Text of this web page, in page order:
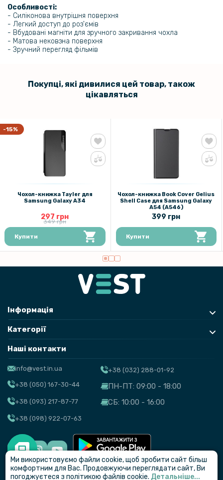
Особливості:
- Силіконова внутрішня поверхня
- Легкий доступ до роз'ємів
- Вбудовані магніти для зручного закривання чохла
- Матова нековзна поверхня
- Зручний перегляд фільмів
Покупці, які дивилися цей товар, також
цікавляться
-15%
Чохол-книжка Tayler для
Samsung Galaxy A34
297 грн
349 грн
Купити
Чохол-книжка Book Cover Gelius
Shell Case для Samsung Galaxy
A54 (A546)
399 грн
Купити
Інформація
Категорії
Наші контакти
info@vest.in.ua
+38 (050) 167-30-44
+38 (093) 217-87-77
+38 (098) 922-07-63
+38 (032) 288-01-92
ПН-ПТ: 09:00 - 18:00
СБ: 10:00 - 16:00
© VEST
Ми використовуємо файли cookie, щоб зробити сайт більш
комфортним для Вас. Продовжуючи переглядати сайт, Ви
погоджуєтеся з політикою файлів cookie. Детальніше...